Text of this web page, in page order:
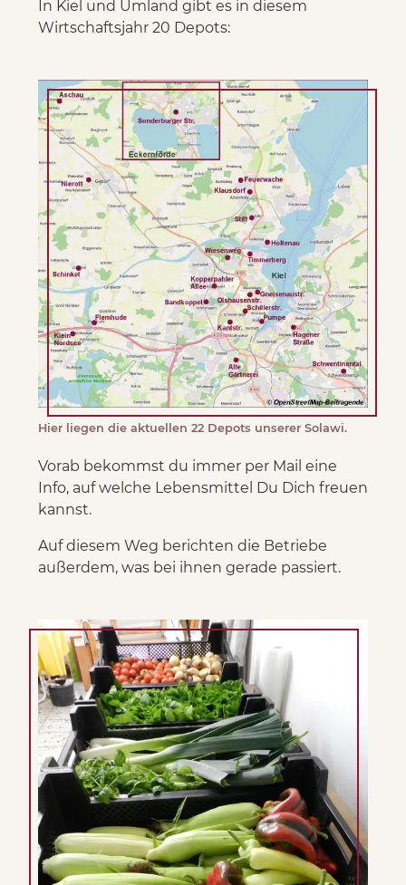
In Kiel und Umland gibt es in diesem
Wirtschaftsjahr 20 Depots:
Hier liegen die aktuellen 22 Depots unserer Solawi.
Vorab bekommst du immer per Mail eine
Info, auf welche Lebensmittel Du Dich freuen
kannst.
Auf diesem Weg berichten die Betriebe
außerdem, was bei ihnen gerade passiert.